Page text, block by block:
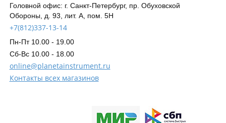
Головной офис: г. Санкт-Петербург, пр. Обуховской
Обороны, д. 93, лит. А, пом. 5Н
+7(812)337-13-14
Пн-Пт 10.00 - 19.00
Сб-Вс 10.00 - 18.00
online@planetainstrument.ru
Контакты всех магазинов